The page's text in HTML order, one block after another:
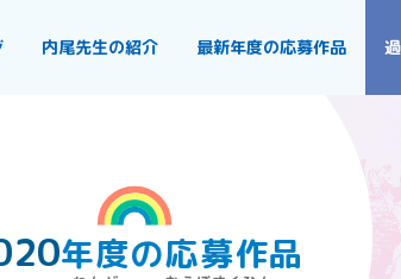
内尾先生の紹介 最新年度の応募作品
年度の応募作品